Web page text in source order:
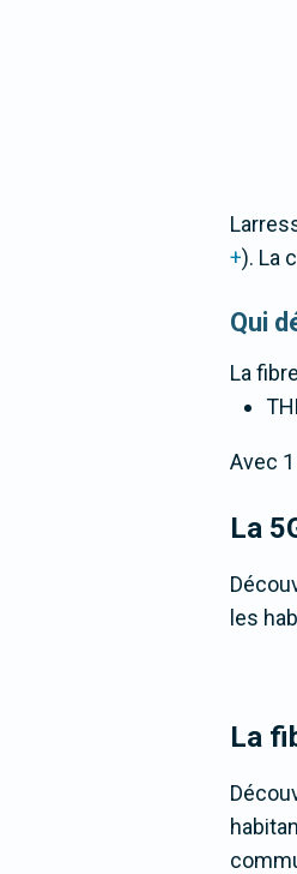
+). La
Qui
La fibre
Avec
La
les
La